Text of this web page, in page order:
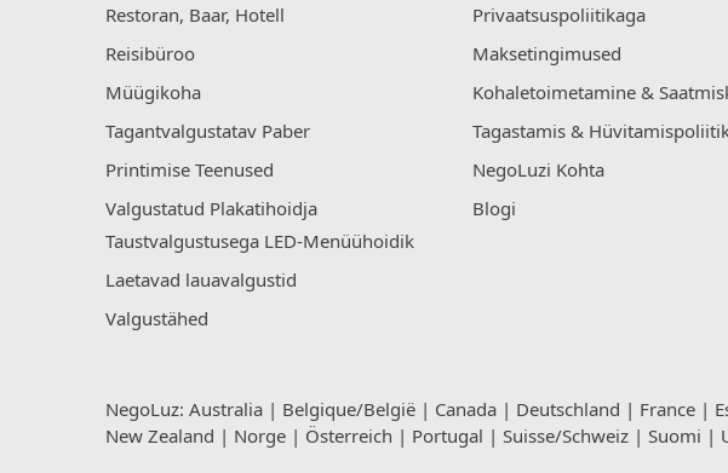
Restoran, Baar, Hotell
Reisibüroo
Müügikoha
Tagantvalgustatav Paber
Printimise Teenused
Valgustatud Plakatihoidja
Taustvalgustusega LED-Menüühoidik
Laetavad lauavalgustid
Valgustähed
Privaatsuspoliitikaga
Maksetingimused
Kohaletoimetamine &
Tagastamis &
NegoLuzi Kohta
Blogi
NegoLuz: Australia | Belgique/België | Canada | Deutschland | France |
New Zealand | Norge | Österreich | Portugal | Suisse/Schweiz | Suomi |